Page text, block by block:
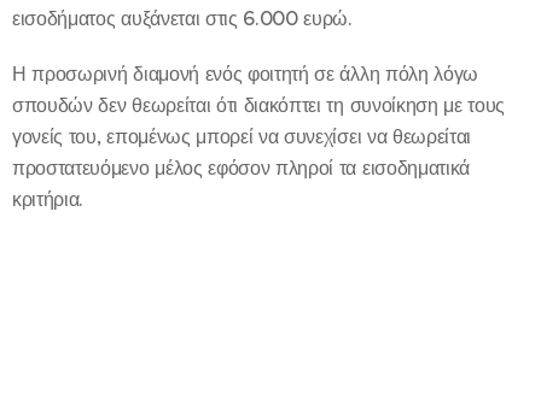
εισοδήματος αυξάνεται στις 6.000 ευρώ.
Η προσωρινή διαμονή ενός φοιτητή σε άλλη πόλη λόγω
σπουδών δεν θεωρείται ότι διακόπτει τη συνοίκηση με τους
γονείς του, επομένως μπορεί να συνεχίσει να θεωρείται
προστατευόμενο μέλος εφόσον πληροί τα εισοδηματικά
κριτήρια.